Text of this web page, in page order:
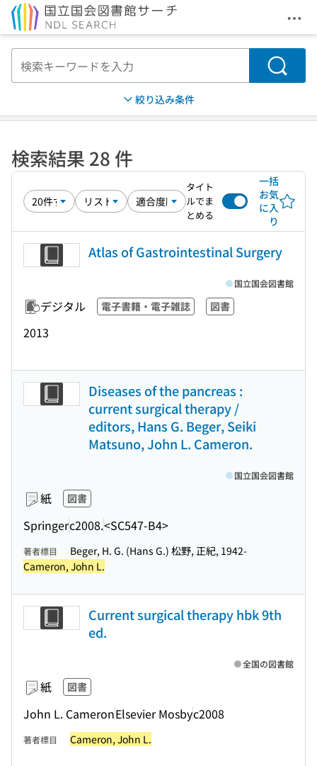
メ
検索
絞り込み条件
検索結果 28 件
タイト
ルでま
とめる
一括
お気
に入
り
Atlas of Gastrointestinal Surgery
デジタル 電子書籍・電子雑誌 図書
2013
国立国会図書館
Diseases of the pancreas :
current surgical therapy /
editors, Hans G. Beger, Seiki
Matsuno, John L. Cameron.
紙 図書
Springerc2008.<SC547-B4>
国立国会図書館
著者標目
Beger, H. G. (Hans G.) 松野, 正紀, 1942-
Cameron, John L.
Current surgical therapy hbk 9th
ed.
紙 図書
John L. CameronElsevier Mosbyc2008
全国の図書館
著者標目 Cameron, John L.